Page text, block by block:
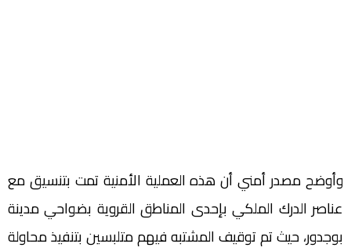
وأوضح مصدر أمني أن هذه العملية الأمنية تمت بتنسيق مع
عناصر الدرك الملكي بإحدى المناطق القروية بضواحي مدينة
بوجدور، حيث تم توقيف المشتبه فيهم متلبسين بتنفيذ محاولة